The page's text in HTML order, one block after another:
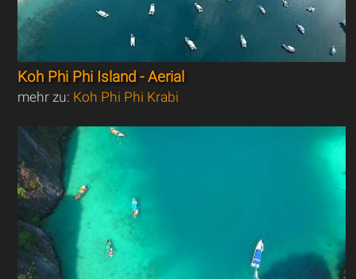
Koh Phi Phi Island - Aerial
mehr zu: Koh Phi Phi Krabi